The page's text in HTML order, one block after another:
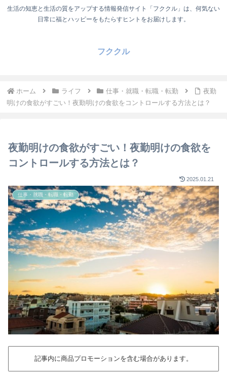
生活の知恵と生活の質をアップする情報発信サイト「フククル」は、何気ない
日常に福とハッピーをもたらすヒントをお届けします。
フククル
ホーム ライフ 仕事・就職・転職・転勤
夜勤
明けの食欲がすごい！夜勤明けの食欲をコントロールする方法とは？
夜勤明けの食欲がすごい！夜勤明けの食欲を
コントロールする方法とは？
2025.01.21
仕事・就職・転職・転勤
記事内に商品プロモーションを含む場合があります。